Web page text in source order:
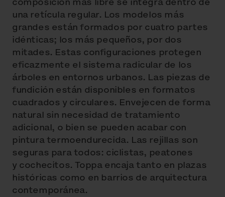
una retícula regular. Los modelos más
grandes están formados por cuatro partes
idénticas; los más pequeños, por dos
mitades. Estas configuraciones protegen
eficazmente el sistema radicular de los
árboles en entornos urbanos. Las piezas de
fundición están disponibles en formatos
cuadrados y circulares. Envejecen de forma
natural sin necesidad de tratamiento
adicional, o bien se pueden acabar con
pintura termoendurecida. Las rejillas son
seguras para todos: ciclistas, peatones
y cochecitos. Toppa encaja tanto en plazas
históricas como en barrios de arquitectura
contemporánea.